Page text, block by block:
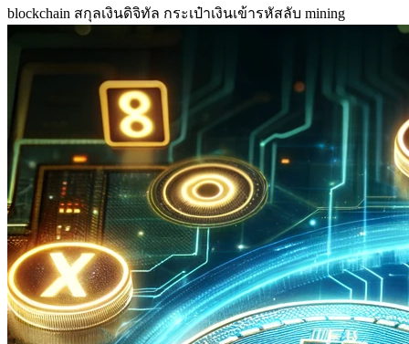
blockchain สกุลเงินดิจิทัล กระเป๋าเงินเข้ารหัสลับ mining